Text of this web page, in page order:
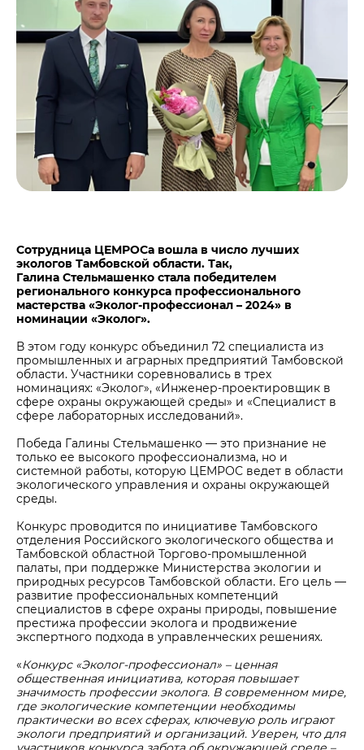
Сотрудница ЦЕМРОСа вошла в число лучших
экологов Тамбовской области. Так,
Галина Стельмашенко стала победителем
регионального конкурса профессионального
мастерства «Эколог-профессионал – 2024» в
номинации «Эколог».
В этом году конкурс объединил 72 специалиста из
промышленных и аграрных предприятий Тамбовской
области. Участники соревновались в трех
номинациях: «Эколог», «Инженер-проектировщик в
сфере охраны окружающей среды» и «Специалист в
сфере лабораторных исследований».
Победа Галины Стельмашенко — это признание не
только ее высокого профессионализма, но и
системной работы, которую ЦЕМРОС ведет в области
экологического управления и охраны окружающей
среды.
Конкурс проводится по инициативе Тамбовского
отделения Российского экологического общества и
Тамбовской областной Торгово-промышленной
палаты, при поддержке Министерства экологии и
природных ресурсов Тамбовской области. Его цель —
развитие профессиональных компетенций
специалистов в сфере охраны природы, повышение
престижа профессии эколога и продвижение
экспертного подхода в управленческих решениях.
«Конкурс «Эколог-профессионал» – ценная
общественная инициатива, которая повышает
значимость профессии эколога. В современном мире,
где экологические компетенции необходимы
практически во всех сферах, ключевую роль играют
экологи предприятий и организаций. Уверен, что для
Центры дистрибуции
Реализация ТМЦ и непрофильных активов
Политика в области закупок
В помощь поставщику
Не только цемент
Люди ЦЕМРОСа
Технологии и тренды
Издание для клиентов
Аналитика цементной отрасли
Медиабанк
Пресса о нас
Контакты
Контакты для СМИ
Служба доверия